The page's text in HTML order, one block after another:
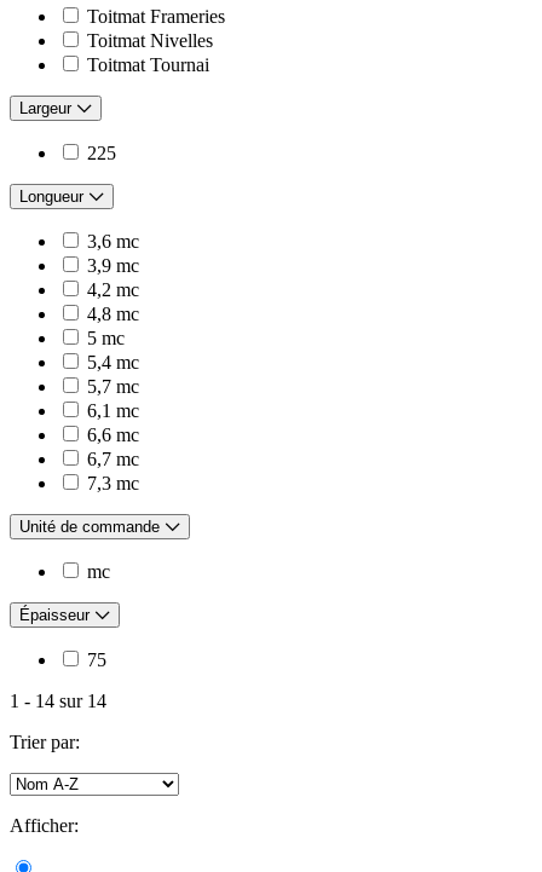
Toitmat Frameries
Toitmat Nivelles
Toitmat Tournai
Largeur
225
Longueur
3,6 mc
3,9 mc
4,2 mc
4,8 mc
5 mc
5,4 mc
5,7 mc
6,1 mc
6,6 mc
6,7 mc
7,3 mc
Unité de commande
mc
Épaisseur
75
1 - 14 sur14
Trier par:
Afficher: